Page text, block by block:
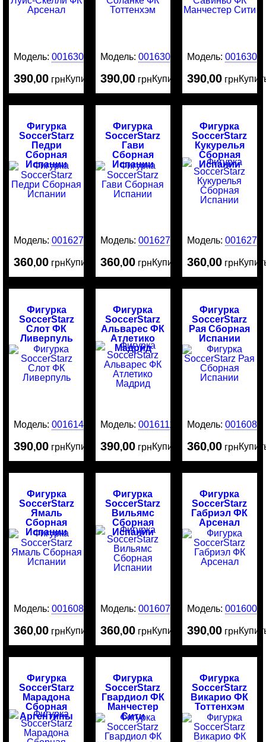
Модель:0016305
390,00 грнКупить
Модель:0016304
390,00 грнКупить
Модель: 0016303
390,00 грн
Фигурка
SoccerStarz
Педри
Сборная
Испании
Модель:0016275
360,00 грнКупить
Фигурка
SoccerStarz
Гави
Сборная
Испании
Модель:0016274
360,00 грнКупить
Фигурка
SoccerStarz
Кукурелья
Сборная
Испании
Модель: 0016273
360,00 грн
Фигурка
SoccerStarz
Слот ФК
Ливерпуль
Модель:0016141
390,00 грнКупить
Фигурка
SoccerStarz
Альварес ФК
Атлетико
Мадрид
Модель:0016111
390,00 грнКупить
Фигурка
SoccerStarz
Рая Сборная
Испании
Модель: 0016081
360,00 грн
Фигурка
SoccerStarz
Ямаль
Сборная
Испании
Модель:0016080
360,00 грнКупить
Фигурка
SoccerStarz
Вильямс
Сборная
Испании
Модель:0016079
360,00 грнКупить
Фигурка
SoccerStarz
Габриэл ФК
Арсенал
Модель: 0016003
390,00 грн
Фигурка
SoccerStarz
Марадона
Сборная
Аргентины
Фигурка
SoccerStarz
Гвардиол ФК
Манчестер
Сити
Фигурка
SoccerStarz
Викарио ФК
Тоттенхэм